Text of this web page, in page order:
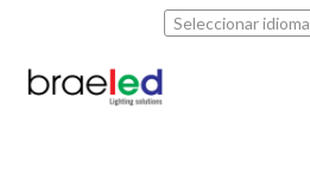
Seleccionar idioma